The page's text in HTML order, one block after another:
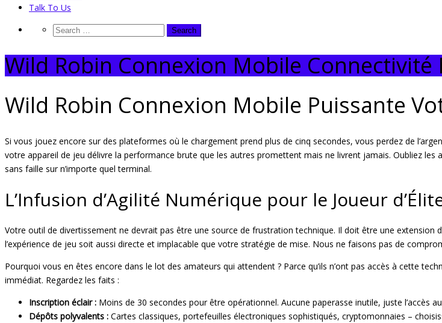
Talk To Us
Wild Robin Connexion Mobile Connectivité
Wild Robin Connexion Mobile Puissante
Si vous jouez encore sur des plateformes où le chargement prend plus de cinq secondes, vous perdez de
votre appareil de jeu délivre la performance brute que les autres promettent mais ne livrent jamais. Oubliez
sans faille sur n’importe quel terminal.
L’Infusion d’Agilité Numérique pour le Joueur
Votre outil de divertissement ne devrait pas être une source de frustration technique. Il doit être une
l’expérience de jeu soit aussi directe et implacable que votre stratégie de mise. Nous ne faisons pas de
Pourquoi vous en êtes encore dans le lot des amateurs qui attendent ? Parce qu’ils n’ont pas accès à cette
immédiat. Regardez les faits :
Inscription éclair : Moins de 30 secondes pour être opérationnel. Aucune paperasse inutile, juste l’accès
Dépôts polyvalents : Cartes classiques, portefeuilles électroniques sophistiqués, cryptomonnaies –